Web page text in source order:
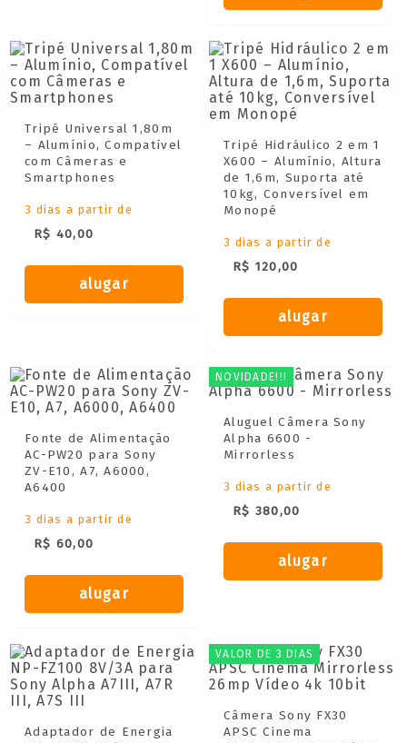
Tripé Universal 1,80m
– Alumínio, Compatível
com Câmeras e
Smartphones
3 dias a partir de
R$ 40,00
alugar
Tripé Hidráulico 2 em 1
X600 – Alumínio, Altura
de 1,6m, Suporta até
10kg, Conversível em
Monopé
3 dias a partir de
R$ 120,00
alugar
Fonte de Alimentação
AC-PW20 para Sony
ZV-E10, A7, A6000,
A6400
3 dias a partir de
R$ 60,00
alugar
NOVIDADE!!!
Aluguel Câmera Sony
Alpha 6600 -
Mirrorless
3 dias a partir de
R$ 380,00
alugar
Adaptador de Energia
VALOR DE 3 DIAS
Câmera Sony FX30
APSC Cinema